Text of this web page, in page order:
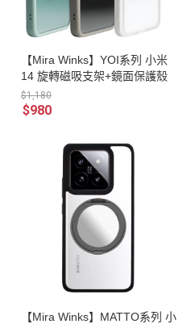
【Mira Winks】YOI系列 小米
14 旋轉磁吸支架+鏡面保護殼
$1,180
$980
【Mira Winks】MATTO系列 小